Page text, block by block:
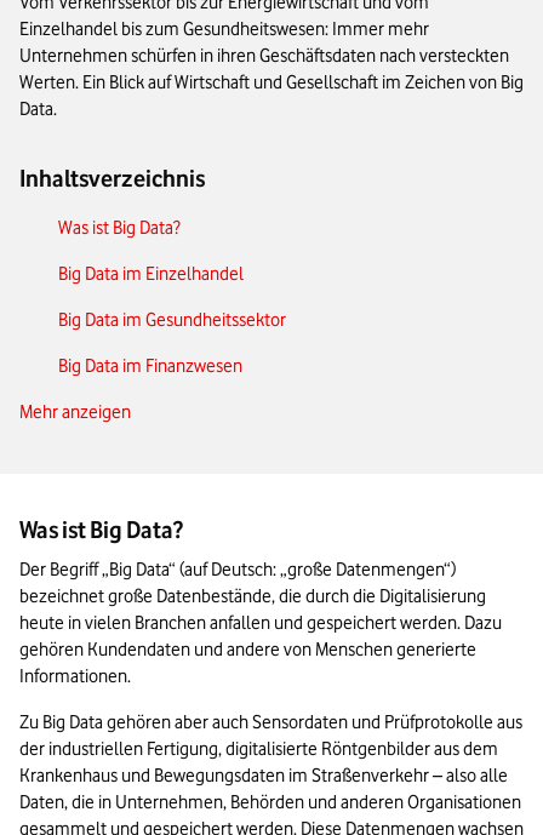
Einzelhandel bis zum Gesundheitswesen: Immer mehr
Unternehmen schürfen in ihren Geschäftsdaten nach versteckten
Werten. Ein Blick auf Wirtschaft und Gesellschaft im Zeichen von Big
Data.
Inhaltsverzeichnis
Was ist Big Data?
Big Data im Einzelhandel
Big Data im Gesundheitssektor
Big Data im Finanzwesen
Big Data in der Industrie
Big Data im Marketing
Big Data in sozialen Medien
Big Data in der öffentlichen Verwaltung
Wie Unternehmen von Big Data profitieren
Big Data und Big-Data-Beispiele in der Zusammenfassung
Mehr anzeigen
Was ist Big Data?
Der Begriff „Big Data“ (auf Deutsch: „große Datenmengen“)
bezeichnet große Datenbestände, die durch die Digitalisierung
heute in vielen Branchen anfallen und gespeichert werden. Dazu
gehören Kundendaten und andere von Menschen generierte
Informationen.
Zu Big Data gehören aber auch Sensordaten und Prüfprotokolle aus
der industriellen Fertigung, digitalisierte Röntgenbilder aus dem
Krankenhaus und Bewegungsdaten im Straßenverkehr – also alle
Daten, die in Unternehmen, Behörden und anderen Organisationen
gesammelt und gespeichert werden. Diese Datenmengen wachsen